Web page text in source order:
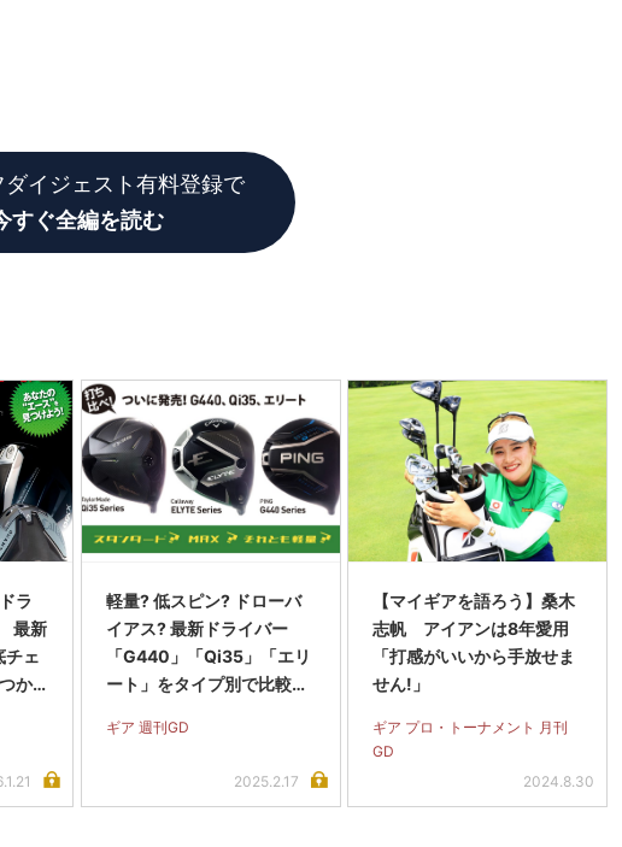
イジェスト有料登録で
すぐ全編を読む
ラ
最新
チェ
か
軽量? 低スピン? ドローバ
イアス? 最新ドライバー
「G440」「Qi35」「エリ
ート」をタイプ別で比較試
ギア 週刊GD
2025.2.17
【マイギアを語ろう】桑木
志帆 アイアンは8年愛用
「打感がいいから手放せま
せん!」
ギア プロ・トーナメント 月刊
GD
2024.8.30